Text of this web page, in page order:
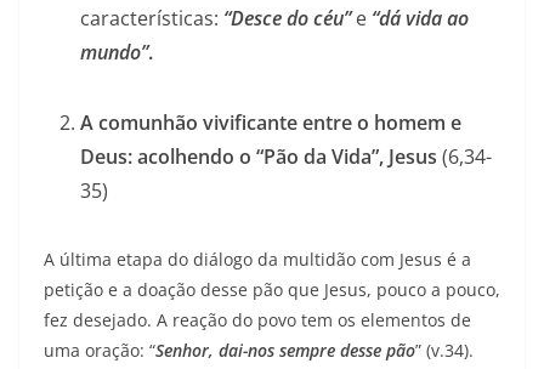
características: “Desce do céu”e “dá vida ao
mundo”.
A comunhão vivificante entre o homem e
Deus: acolhendo o “Pão da Vida”, Jesus (6,34-
35)
A última etapa do diálogo da multidão com Jesus é a
petição e a doação desse pão que Jesus, pouco a pouco,
fez desejado. A reação do povo tem os elementos de
uma oração: “Senhor, dai-nos sempre desse pão” (v.34).